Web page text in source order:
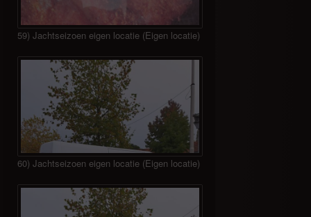
59) Jachtseizoen eigen locatie (Eigen locatie)
60) Jachtseizoen eigen locatie (Eigen locatie)